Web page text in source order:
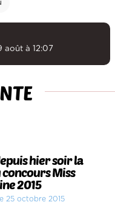
août à 12:07
hier soir la
Miss
2015
25 octobre 2015